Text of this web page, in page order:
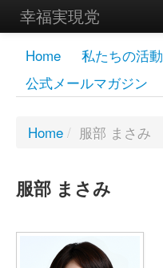
幸福実現党
メンバーズページ
党員
幸福の科学グループ
Home 私たちの活動
公式メールマガジン
Home / 服部 まさみ
服部 まさみ